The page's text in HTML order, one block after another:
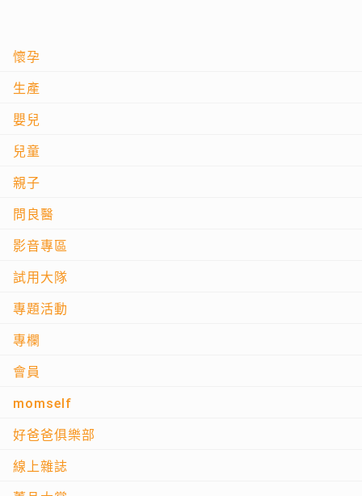
懷孕
生產
嬰兒
兒童
親子
問良醫
影音專區
試用大隊
專題活動
專欄
會員
momself
好爸爸俱樂部
線上雜誌